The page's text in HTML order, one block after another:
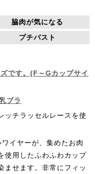
脇肉が気になる
プチバスト
です。(F～Gカップサイ
ブラ
ッチラッセルレースを使
イヤーが、集めたお肉
使用したふわふわカップ
ませます。非常にフィッ